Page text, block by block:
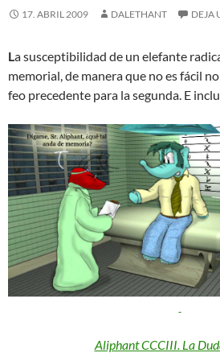
17. ABRIL 2009 DALETHANT DEJA
La susceptibilidad de un elefante
memorial, de manera que no es fácil
feo precedente para la segunda. E
Aliphant CCCIII. La